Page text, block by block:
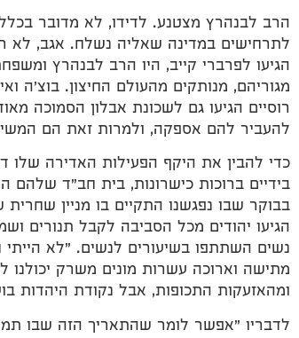
הרב לבנהרץ מצטנע. לדידו, לא מדובר
לתרחישים במדינה שאליה נשלח. אגב, לא
הגיעו לפרברי קייב, היו הרב לבנהרץ
רוסיים הגיעו גם לשכונת אבלון הסמוכה
להעביר להם אספקה, ולמרות זאת הם
כדי להבין את היקף הפעילות האדירה שלו
בידיים ברוכות כישרונות, בית חב"ד
בבוקר שבו נפגשנו התקיים בו מניין
נשים השתתפו בשיעורים לנשים. "לא
מתישה וארוכה עשרות מונים משרק
ומהאזעקות התכופות, אבל נקודת היהדות
לדבריו "אפשר לומר שהתאריך הזה שבו